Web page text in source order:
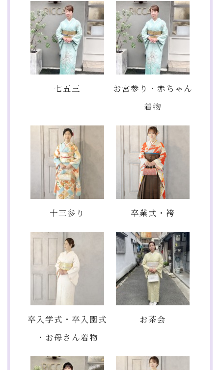
七五三
お宮参り・赤ちゃん
着物
十三参り 卒業式・袴
卒入学式・卒入園式
・お母さん着物
お茶会